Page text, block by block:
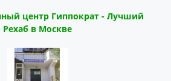
центр Гиппократ - Лучший
Рехаб в Москве